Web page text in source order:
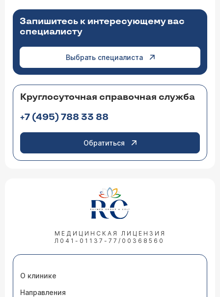
Запишитесь к интересующему вас
специалисту
Выбрать специалиста
Круглосуточная справочная служба
+7 (495) 788 33 88
Обратиться
МЕДИЦИНСКАЯ ЛИЦЕНЗИЯ
Л041-01137-77/00368560
О клинике
Направления